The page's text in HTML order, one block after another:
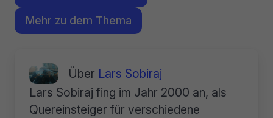
Mehr zu dem Thema
Über Lars Sobiraj
Lars Sobiraj fing im Jahr 2000 an, als
Quereinsteiger für verschiedene